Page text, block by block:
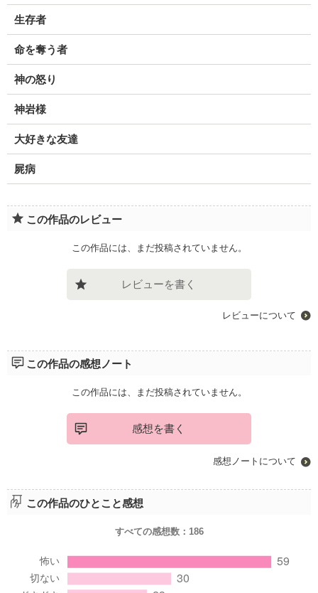
生存者
命を奪う者
神の怒り
神岩様
大好きな友達
屍病
この作品のレビュー
この作品には、まだ投稿されていません。
レビューを書く
レビューについて
この作品の感想ノート
この作品には、まだ投稿されていません。
感想を書く
感想ノートについて
この作品のひとこと感想
すべての感想数： 186